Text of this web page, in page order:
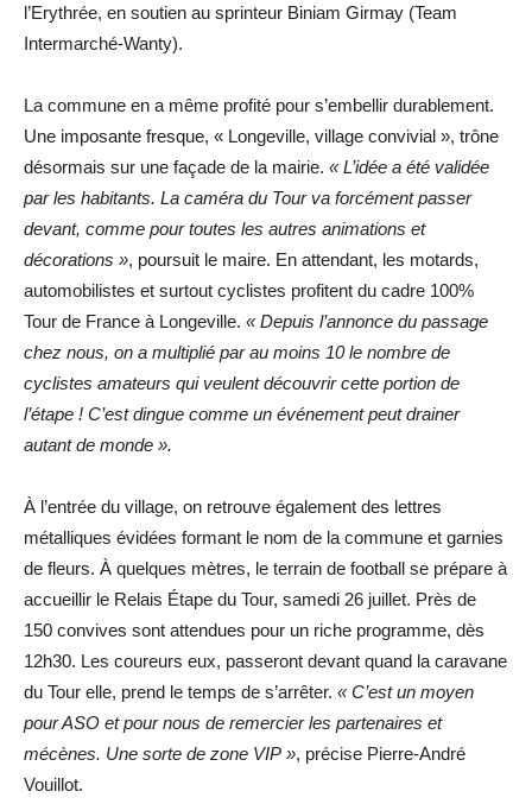
l’Erythrée, en soutien au sprinteur Biniam Girmay (Team
Intermarché-Wanty).
La commune en a même profité pour s’embellir durablement.
Une imposante fresque, « Longeville, village convivial », trône
désormais sur une façade de la mairie. « L’idée a été validée
par les habitants. La caméra du Tour va forcément passer
devant, comme pour toutes les autres animations et
décorations », poursuit le maire. En attendant, les motards,
automobilistes et surtout cyclistes profitent du cadre 100%
Tour de France à Longeville. « Depuis l’annonce du passage
chez nous, on a multiplié par au moins 10 le nombre de
cyclistes amateurs qui veulent découvrir cette portion de
l’étape ! C’est dingue comme un événement peut drainer
autant de monde ».
À l’entrée du village, on retrouve également des lettres
métalliques évidées formant le nom de la commune et garnies
de fleurs. À quelques mètres, le terrain de football se prépare à
accueillir le Relais Étape du Tour, samedi 26 juillet. Près de
150 convives sont attendues pour un riche programme, dès
12h30. Les coureurs eux, passeront devant quand la caravane
du Tour elle, prend le temps de s’arrêter. « C’est un moyen
pour ASO et pour nous de remercier les partenaires et
mécènes. Une sorte de zone VIP », précise Pierre-André
Vouillot.